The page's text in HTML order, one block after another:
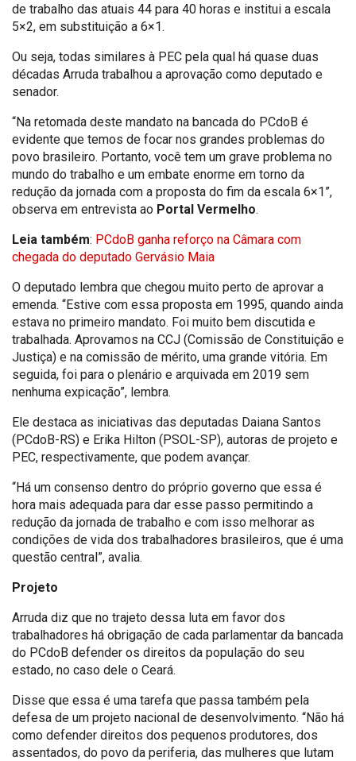
de trabalho das atuais 44 para 40 horas e institui a escala
5×2, em substituição a 6×1.
Ou seja, todas similares à PEC pela qual há quase duas
décadas Arruda trabalhou a aprovação como deputado e
senador.
“Na retomada deste mandato na bancada do PCdoB é
evidente que temos de focar nos grandes problemas do
povo brasileiro. Portanto, você tem um grave problema no
mundo do trabalho e um embate enorme em torno da
redução da jornada com a proposta do fim da escala 6×1”,
observa em entrevista ao Portal Vermelho.
Leia também: PCdoB ganha reforço na Câmara com
chegada do deputado Gervásio Maia
O deputado lembra que chegou muito perto de aprovar a
emenda. “Estive com essa proposta em 1995, quando ainda
estava no primeiro mandato. Foi muito bem discutida e
trabalhada. Aprovamos na CCJ (Comissão de Constituição e
Justiça) e na comissão de mérito, uma grande vitória. Em
seguida, foi para o plenário e arquivada em 2019 sem
nenhuma expicação”, lembra.
Ele destaca as iniciativas das deputadas Daiana Santos
(PCdoB-RS) e Erika Hilton (PSOL-SP), autoras de projeto e
PEC, respectivamente, que podem avançar.
“Há um consenso dentro do próprio governo que essa é
hora mais adequada para dar esse passo permitindo a
redução da jornada de trabalho e com isso melhorar as
condições de vida dos trabalhadores brasileiros, que é uma
questão central”, avalia.
Projeto
Arruda diz que no trajeto dessa luta em favor dos
trabalhadores há obrigação de cada parlamentar da bancada
do PCdoB defender os direitos da população do seu
estado, no caso dele o Ceará.
Disse que essa é uma tarefa que passa também pela
defesa de um projeto nacional de desenvolvimento. “Não há
como defender direitos dos pequenos produtores, dos
assentados, do povo da periferia, das mulheres que lutam